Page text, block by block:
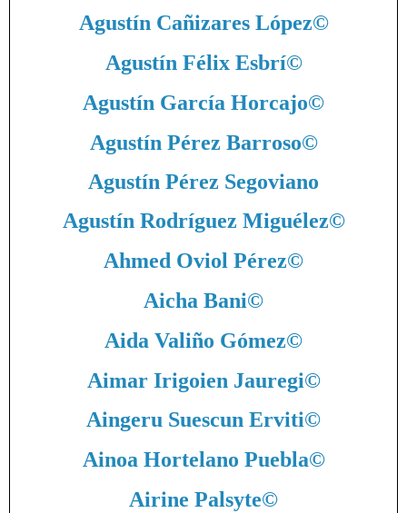
Agustín Cañizares López©
Agustín Félix Esbrí©
Agustín García Horcajo©
Agustín Pérez Barroso©
Agustín Pérez Segoviano
Agustín Rodríguez Miguélez©
Ahmed Oviol Pérez©
Aicha Bani©
Aida Valiño Gómez©
Aimar Irigoien Jauregi©
Aingeru Suescun Erviti©
Ainoa Hortelano Puebla©
Airine Palsyte©